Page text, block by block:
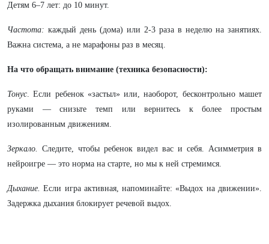
Детям 6–7 лет: до 10 минут.
Частота: каждый день (дома) или 2-3 раза в неделю на занятиях.
Важна система, а не марафоны раз в месяц.
На что обращать внимание (техника безопасности):
Тонус. Если ребенок «застыл» или, наоборот, бесконтрольно машет
руками — снизьте темп или вернитесь к более простым
изолированным движениям.
Зеркало. Следите, чтобы ребенок видел вас и себя. Асимметрия в
нейроигре — это норма на старте, но мы к ней стремимся.
Дыхание. Если игра активная, напоминайте: «Выдох на движении».
Задержка дыхания блокирует речевой выдох.